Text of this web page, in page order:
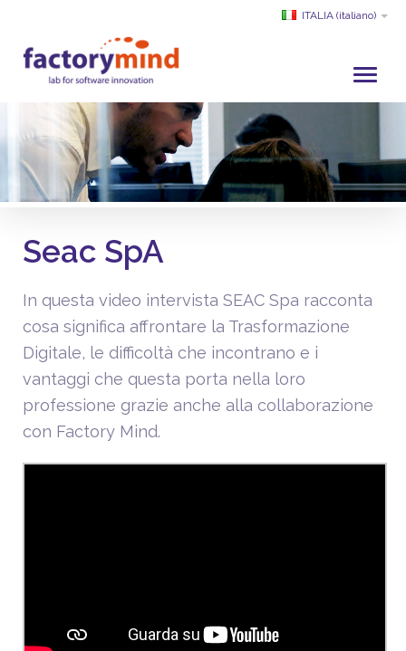
ITALIA (italiano)
CHI SIAMO
SVILUPPO E SERVIZI
CLIENTI
ACADEMY
Seac SpA
In questa video intervista SEAC Spa racconta
cosa significa affrontare la Trasformazione
Digitale, le difficoltà che incontrano e i
vantaggi che questa porta nella loro
professione grazie anche alla collaborazione
con Factory Mind.